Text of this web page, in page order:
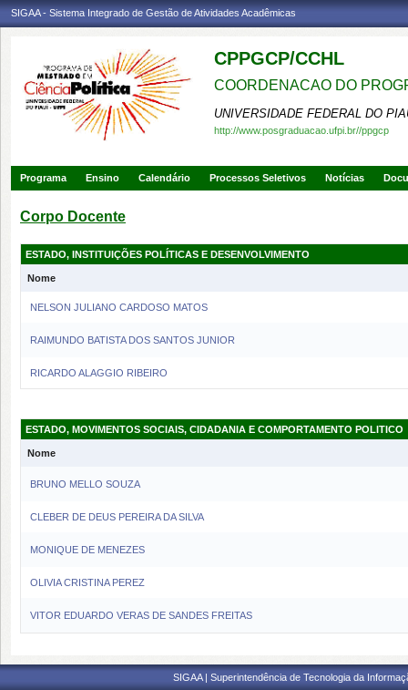
SIGAA - Sistema Integrado de Gestão de Atividades Acadêmicas
CPPGCP/CCHL
COORDENACAO DO
UNIVERSIDADE FEDERAL DO
http://www.posgraduacao.ufpi.br//ppgcp
Programa Ensino Calendário Processos Seletivos Notícias
Corpo Docente
ESTADO, INSTITUIÇÕES POLÍTICAS E DESENVOLVIMENTO
Nome
NELSON JULIANO CARDOSO MATOS
RAIMUNDO BATISTA DOS SANTOS JUNIOR
RICARDO ALAGGIO RIBEIRO
ESTADO, MOVIMENTOS SOCIAIS, CIDADANIA E COMPORTAMENTO POLITICO
Nome
BRUNO MELLO SOUZA
CLEBER DE DEUS PEREIRA DA SILVA
MONIQUE DE MENEZES
OLIVIA CRISTINA PEREZ
VITOR EDUARDO VERAS DE SANDES FREITAS
SIGAA | Superintendência de Tecnologia da